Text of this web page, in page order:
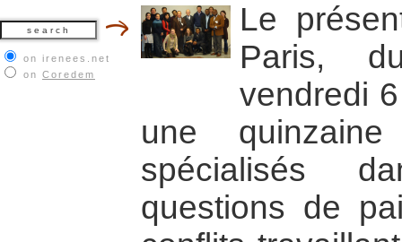
on irenees.net
on Coredem
Le
Paris,
vendredi
une
spécialisés
questions de